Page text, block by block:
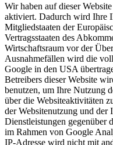
Wir haben auf dieser
aktiviert. Dadurch wird Ihre
Mitgliedstaaten der
Vertragsstaaten des
Wirtschaftsraum vor der
Ausnahmefällen wird die
Google in den USA
Betreibers dieser Website
benutzen, um Ihre Nutzung
über die Websiteaktivitäten
der Websitenutzung und der
Dienstleistungen gegenüber
im Rahmen von Google
IP-Adresse wird nicht mit